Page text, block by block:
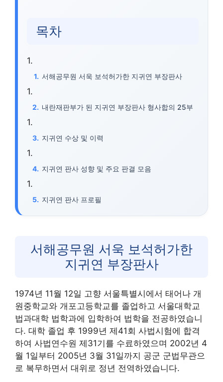
목차
서해공무원 서욱 보석허가한 지귀연 부장판사
내란재판부가 된 지귀연 부장판사 형사합의 25부
지귀연 수상 및 이력
지귀연 판사 성향 및 주요 판결 모음
지귀연 판사 프로필
서해공무원 서욱 보석허가한
지귀연 부장판사
1974년 11월 12일 고향 서울특별시에서 태어나 개
원중학교와 개포고등학교를 졸업하고 서울대학교
법과대학 법학과에 입학하여 법학을 전공하였습니
다. 대학 졸업 후 1999년 제41회 사법시험에 합격
하여 사법연수원 제31기를 수료하였으며 2002년 4
월 1일부터 2005년 3월 31일까지 공군 군법무관으
로 복무하면서 대위로 정년 전역하였습니다.